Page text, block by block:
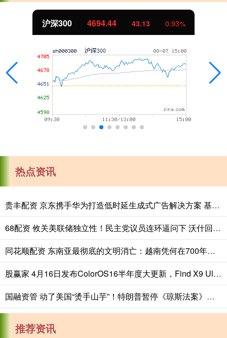
北证50 1134.24 11.37 1.01%
热点资讯
贵丰配资 京东携手华为打造低时延生成式广告解决方案 基于鲲鹏超节点
68配资 攸关美联储独立性！民主党议员连环逼问下 沃什回避了个“敏感问题”……
同花顺配资 东南亚最彻底的文明消亡：越南凭何在700年间消灭、同化占婆国？
股赢家 4月16日发布ColorOS16半年度大更新，Find X9 Ultra/X9s Pro首发锁屏岛
国融资管 动了美国“烫手山芋”！特朗普暂停《琼斯法案》，60天赌中东能源格局
推荐资讯